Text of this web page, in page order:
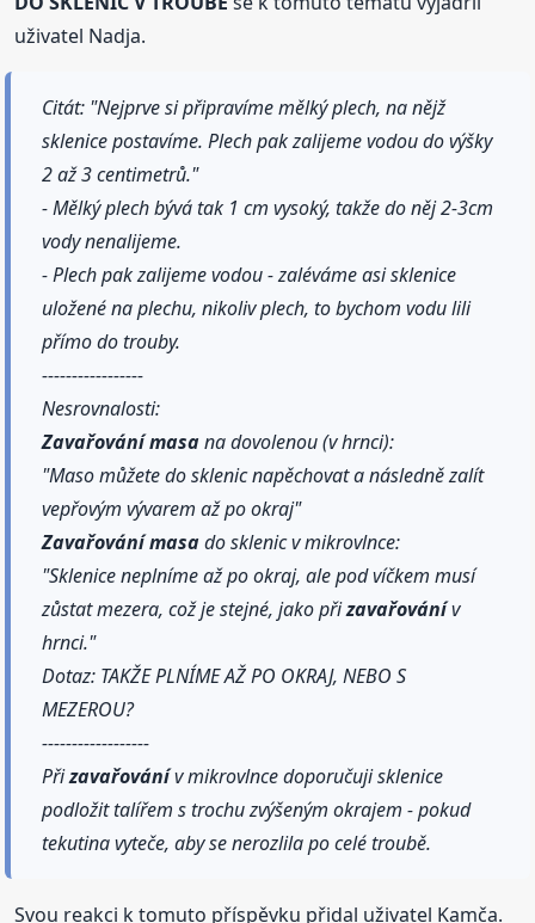
uživatel Nadja.
Citát: "Nejprve si připravíme mělký plech, na nějž
sklenice postavíme. Plech pak zalijeme vodou do výšky
2 až 3 centimetrů."
- Mělký plech bývá tak 1 cm vysoký, takže do něj 2-3cm
vody nenalijeme.
- Plech pak zalijeme vodou - zaléváme asi sklenice
uložené na plechu, nikoliv plech, to bychom vodu lili
přímo do trouby.
-----------------
Nesrovnalosti:
Zavařovánímasana dovolenou (v hrnci):
"Maso můžete do sklenic napěchovat a následně zalít
vepřovým vývarem až po okraj"
Zavařovánímasado sklenic v mikrovlnce:
"Sklenice neplníme až po okraj, ale pod víčkem musí
zůstat mezera, což je stejné, jako přizavařovánív
hrnci."
Dotaz: TAKŽE PLNÍME AŽ PO OKRAJ, NEBO S
MEZEROU?
------------------
Přizavařovánív mikrovlnce doporučuji sklenice
podložit talířem s trochu zvýšeným okrajem - pokud
tekutina vyteče, aby se nerozlila po celé troubě.
Svou reakci k tomuto příspěvku přidal uživatel Kamča.